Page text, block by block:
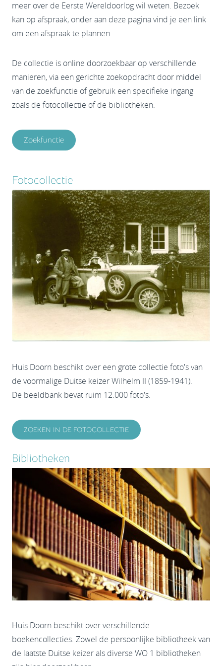
meer over de Eerste Wereldoorlog wil weten. Bezoek
kan op afspraak, onder aan deze pagina vind je een link
om een afspraak te plannen.
De collectie is online doorzoekbaar op verschillende
manieren, via een gerichte zoekopdracht door middel
van de zoekfunctie of gebruik een specifieke ingang
zoals de fotocollectie of de bibliotheken.
Zoekfunctie
Fotocollectie
Huis Doorn beschikt over een grote collectie foto's van
de voormalige Duitse keizer Wilhelm II (1859-1941).
De beeldbank bevat ruim 12.000 foto's.
ZOEKEN IN DE FOTOCOLLECTIE
Bibliotheken
Huis Doorn beschikt over verschillende
boekencollecties. Zowel de persoonlijke bibliotheek van
de laatste Duitse keizer als diverse WO 1 bibliotheken